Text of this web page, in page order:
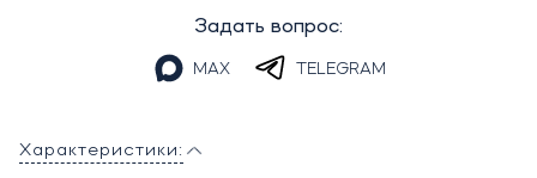
Задать вопрос:
MAX TELEGRAM
Характеристики: